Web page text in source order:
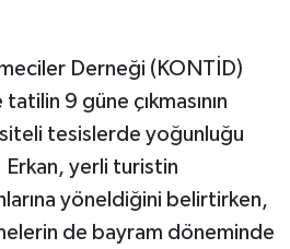
Derneği (KONTİD)
tatilin 9 güne çıkmasının
tesislerde yoğunluğu
Erkan, yerli turistin
yöneldiğini belirtirken,
de bayram döneminde